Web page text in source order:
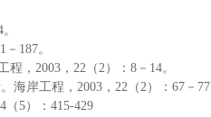
187。
，2003，22（2）：8－14。
岸工程，2003，22（2）：67－77
5）：415-429